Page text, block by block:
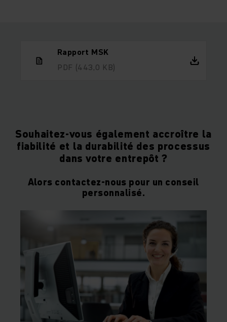
Rapport MSK
PDF (443,0 KB)
Souhaitez-vous également accroître la
fiabilité et la durabilité des processus
dans votre entrepôt ?
Alors contactez-nous pour un conseil
personnalisé.